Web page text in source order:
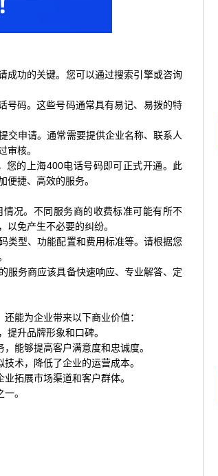
成功的关键。您可以通过搜索引擎或咨询
号码。这些号码通常具有易记、易拨的特
交申请。通常需要提供企业名称、联系人
审核。
您的上海400电话号码即可正式开通。此
捷、高效的服务。
况。不同服务商的收费标准可能有所不
免产生不必要的纠纷。
类型、功能配置和费用标准等。请根据您
服务商应该具备快速响应、专业解答、定
能为企业带来以下商业价值：
升品牌形象和口碑。
能够提高客户满意度和忠诚度。
术，降低了企业的运营成本。
拓展市场渠道和客户群体。
。